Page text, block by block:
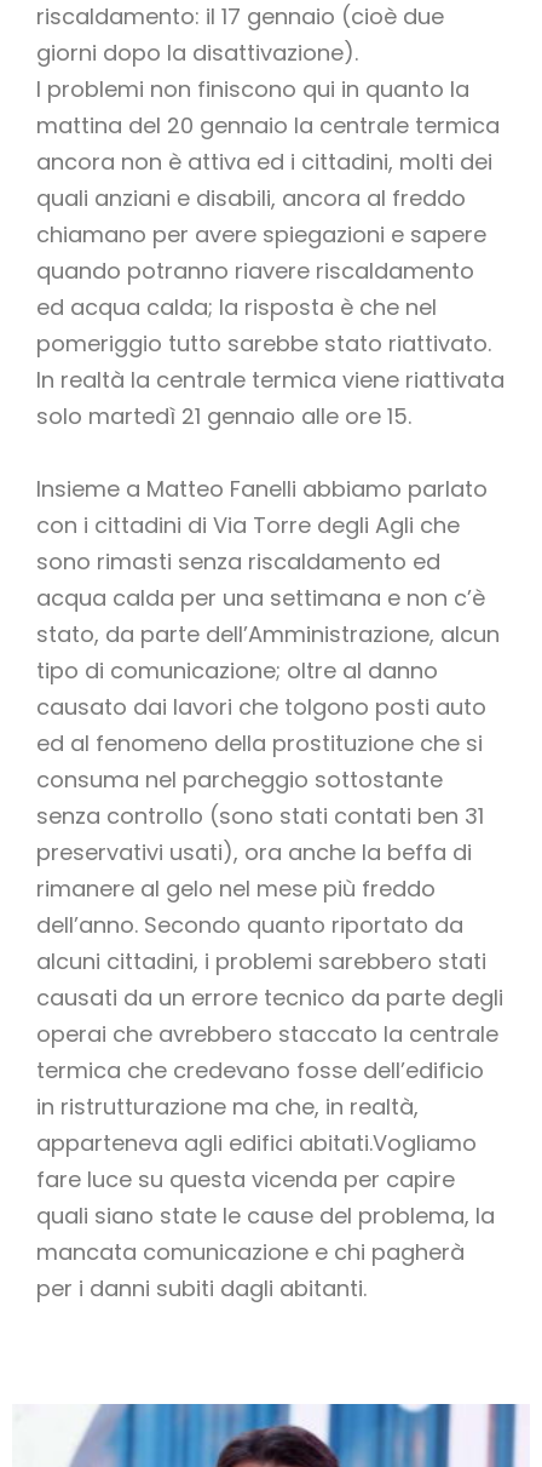
riscaldamento: il 17 gennaio (cioè due
giorni dopo la disattivazione).
I problemi non finiscono qui in quanto la
mattina del 20 gennaio la centrale termica
ancora non è attiva ed i cittadini, molti dei
quali anziani e disabili, ancora al freddo
chiamano per avere spiegazioni e sapere
quando potranno riavere riscaldamento
ed acqua calda; la risposta è che nel
pomeriggio tutto sarebbe stato riattivato.
In realtà la centrale termica viene riattivata
solo martedì 21 gennaio alle ore 15.
Insieme a Matteo Fanelli abbiamo parlato
con i cittadini di Via Torre degli Agli che
sono rimasti senza riscaldamento ed
acqua calda per una settimana e non c’è
stato, da parte dell’Amministrazione, alcun
tipo di comunicazione; oltre al danno
causato dai lavori che tolgono posti auto
ed al fenomeno della prostituzione che si
consuma nel parcheggio sottostante
senza controllo (sono stati contati ben 31
preservativi usati), ora anche la beffa di
rimanere al gelo nel mese più freddo
dell’anno. Secondo quanto riportato da
alcuni cittadini, i problemi sarebbero stati
causati da un errore tecnico da parte degli
operai che avrebbero staccato la centrale
termica che credevano fosse dell’edificio
in ristrutturazione ma che, in realtà,
apparteneva agli edifici abitati.Vogliamo
fare luce su questa vicenda per capire
quali siano state le cause del problema, la
mancata comunicazione e chi pagherà
per i danni subiti dagli abitanti.